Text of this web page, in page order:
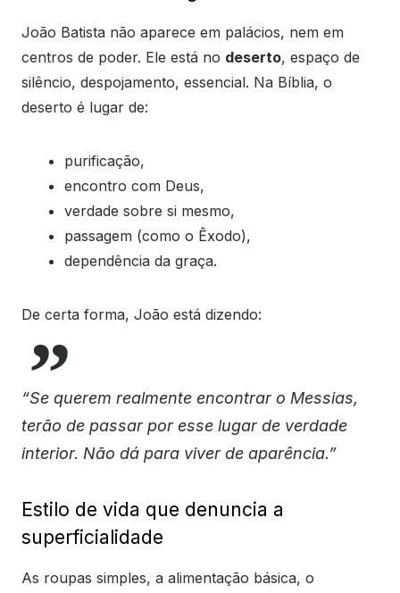
João Batista não aparece em palácios, nem em
centros de poder. Ele está no deserto, espaço de
silêncio, despojamento, essencial. Na Bíblia, o
deserto é lugar de:
purificação,
encontro com Deus,
verdade sobre si mesmo,
passagem (como o Êxodo),
dependência da graça.
De certa forma, João está dizendo:
“Se querem realmente encontrar o Messias,
terão de passar por esse lugar de verdade
interior. Não dá para viver de aparência.”
Estilo de vida que denuncia a
superficialidade
As roupas simples, a alimentação básica, o